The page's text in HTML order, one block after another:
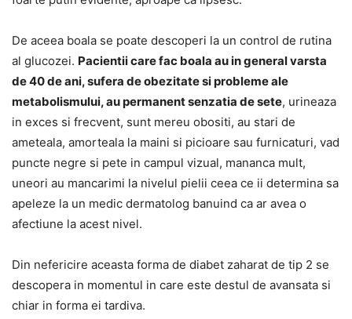
De aceea boala se poate descoperi la un control de rutina
al glucozei. Pacientii care fac boala au in general varsta
de 40 de ani, sufera de obezitate si probleme ale
metabolismului, au permanent senzatia de sete, urineaza
in exces si frecvent, sunt mereu obositi, au stari de
ameteala, amorteala la maini si picioare sau furnicaturi, vad
puncte negre si pete in campul vizual, mananca mult,
uneori au mancarimi la nivelul pielii ceea ce ii determina sa
apeleze la un medic dermatolog banuind ca ar avea o
afectiune la acest nivel.
Din nefericire aceasta forma de diabet zaharat de tip 2 se
descopera in momentul in care este destul de avansata si
chiar in forma ei tardiva.